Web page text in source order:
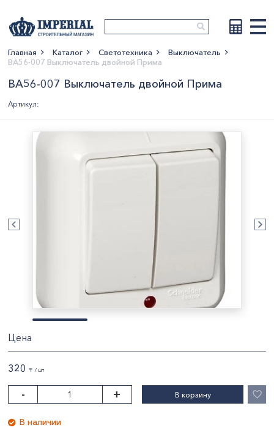
Главная Каталог Светотехника
Выключатель
ВА56-007 Выключатель двойной Прима
ВА56-007 Выключатель двойной Прима
Артикул:
Цена
320 〒 / шт
- + В корзину
В наличии